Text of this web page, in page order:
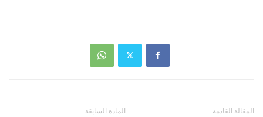
المادة السابقة المقالة القادمة